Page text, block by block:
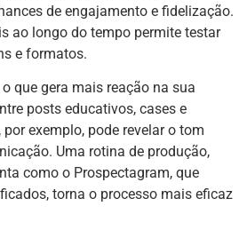
de engajamento e fidelização.
ao longo do tempo permite testar
e formatos.
que gera mais reação na sua
posts educativos, cases e
exemplo, pode revelar o tom
Uma rotina de produção,
como o Prospectagram, que
torna o processo mais eficaz